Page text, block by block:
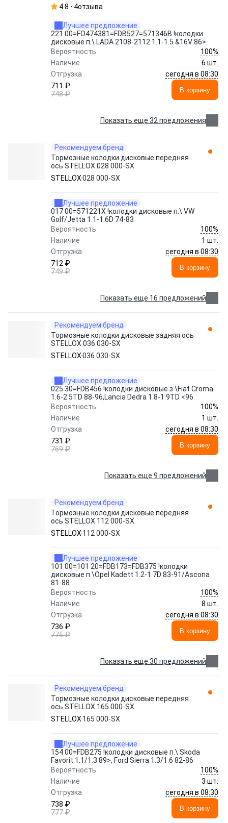
4.8 4отзыва
Лучшее предложение
221 00=FO474381=FDB527=571346B !колодки
дисковые п.\ LADA 2108-2112 1.1-1.5 &16V 86>
Вероятность
100%
Наличие
6 шт.
Отгрузка
сегодня в 08:30
711 ₽
748 ₽
В корзину
Показать еще 32 предложения
Рекомендуем бренд
Тормозные колодки дисковые передняя
ось STELLOX 028 000-SX
STELLOX028 000-SX
Лучшее предложение
017 00=571221X !колодки дисковые п.\ VW
Golf/Jetta 1.1-1.6D 74-83
Вероятность
100%
Наличие
1 шт.
Отгрузка
сегодня в 08:30
712 ₽
749 ₽
В корзину
Показать еще 16 предложений
Рекомендуем бренд
Тормозные колодки дисковые задняя ось
STELLOX 036 030-SX
STELLOX036 030-SX
Лучшее предложение
025 30=FDB456 !колодки дисковые з.\Fiat Croma
1.6-2.5TD 88-96,Lancia Dedra 1.8-1.9TD <96
Вероятность
100%
Наличие
1 шт.
Отгрузка
сегодня в 08:30
731 ₽
769 ₽
В корзину
Показать еще 9 предложений
Рекомендуем бренд
Тормозные колодки дисковые передняя
ось STELLOX 112 000-SX
STELLOX 112 000-SX
Лучшее предложение
101 00=101 20=FDB173=FDB375 !колодки
дисковые п.\Opel Kadett 1.2-1.7D 83-91/Ascona
81-88
Вероятность
100%
Наличие
8 шт.
Отгрузка
сегодня в 08:30
736 ₽
775 ₽
В корзину
Показать еще 30 предложений
Рекомендуем бренд
Тормозные колодки дисковые передняя
ось STELLOX 165 000-SX
STELLOX 165 000-SX
Лучшее предложение
154 00=FDB275 !колодки дисковые п.\ Skoda
Favorit 1.1/1.3 89>, Ford Sierra 1.3/1.6 82-86
Вероятность
100%
Наличие
3 шт.
Отгрузка
сегодня в 08:30
738 ₽
777 ₽
В корзину